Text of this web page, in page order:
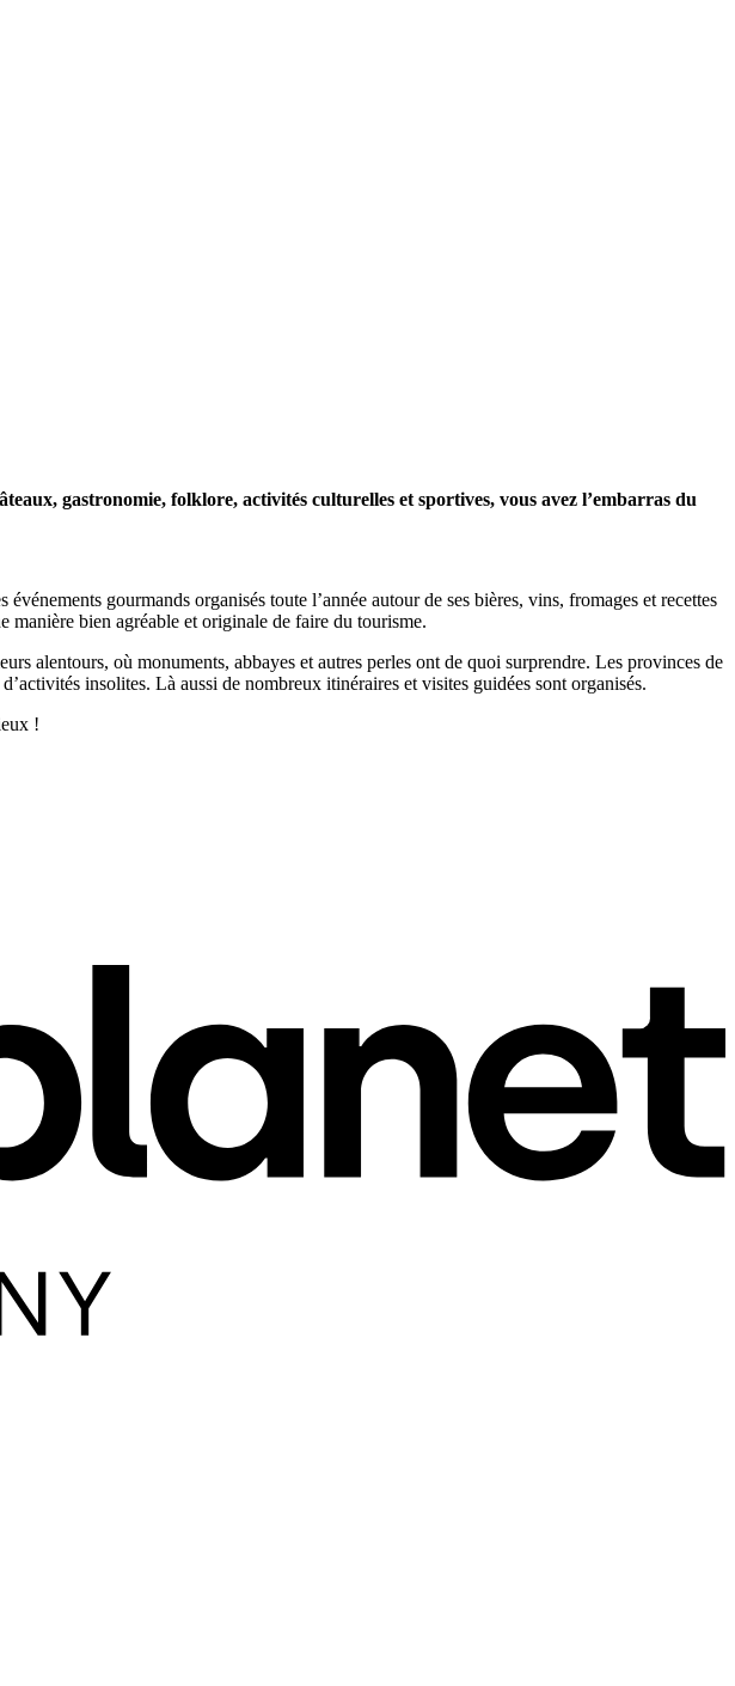
gastronomie, folklore, activités culturelles et sportives, vous avez l’embarras du
gourmands organisés toute l’année autour de ses bières, vins, fromages et recettes
manière bien agréable et originale de faire du tourisme.
alentours, où monuments, abbayes et autres perles ont de quoi surprendre. Les provinces de
insolites. Là aussi de nombreux itinéraires et visites guidées sont organisés.
!